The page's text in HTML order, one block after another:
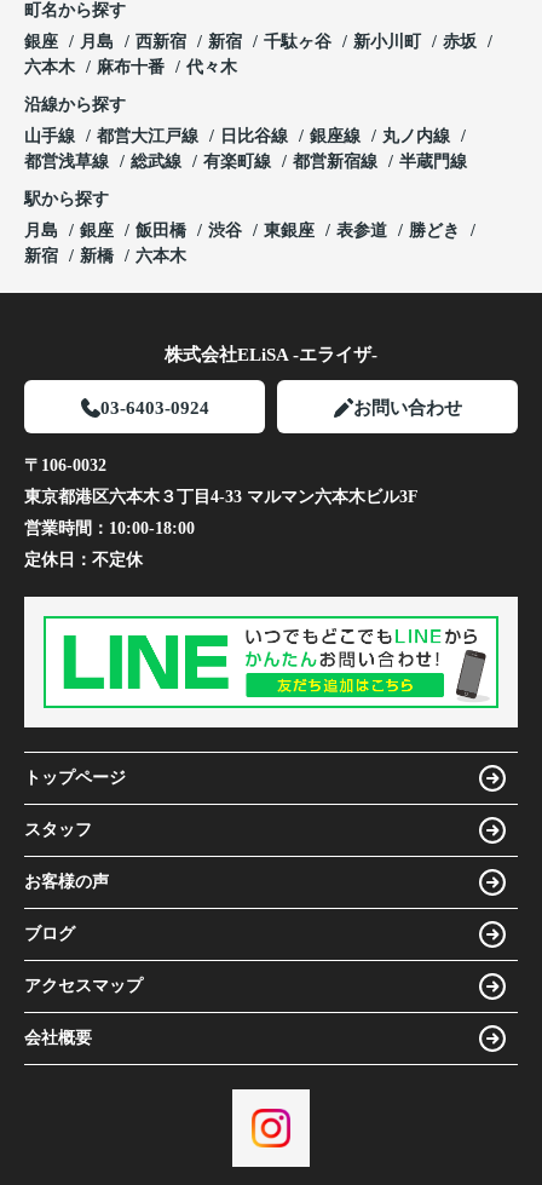
町名から探す
銀座
月島 西新宿 新宿 千駄ヶ谷 新小川町
赤坂
六本木
麻布十番 代々木
沿線から探す
山手線
都営大江戸線 日比谷線 銀座線
丸ノ内線
都営浅草線
総武線 有楽町線 都営新宿線 半蔵門線
駅から探す
月島
銀座 飯田橋 渋谷 東銀座 表参道
勝どき
新宿
新橋 六本木
株式会社ELiSA -エライザ-
03-6403-0924 お問い合わせ
〒106-0032
東京都港区六本木３丁目4-33 マルマン六本木ビル3F
営業時間： 10:00-18:00
定休日： 不定休
トップページ
スタッフ
お客様の声
ブログ
アクセスマップ
会社概要